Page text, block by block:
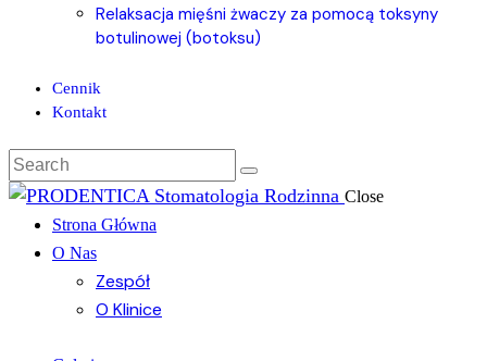
Relaksacja mięśni żwaczy za pomocą toksyny
botulinowej (botoksu)
Cennik
Kontakt
Close
Strona Główna
O Nas
Zespół
O Klinice